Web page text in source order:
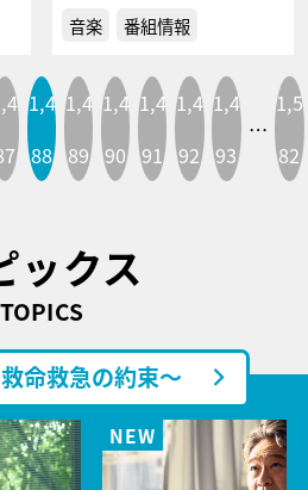
音楽 番組情報
1,4
88
1,4
89
1,4
90
1,4
91
1,4
92
1,4
93
…
1,5
82
ックス
TOPICS
命救急の約束～